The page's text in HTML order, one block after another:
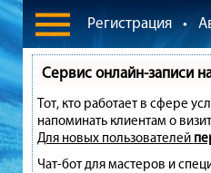
Регистрация •
Сервис онлайн-записи
Тот, кто работает в сфере
напоминать клиентам о
Для новых пользователей
Чат-бот для мастеров и